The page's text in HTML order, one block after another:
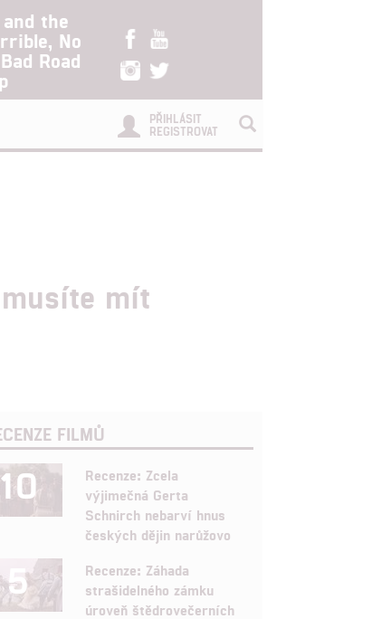
the
No
Road
PŘIHLÁSIT
REGISTROVAT
mít
FILMŮ
10
Recenze: Zcela
výjimečná Gerta
Schnirch nebarví hnus
českých dějin narůžovo
5
Recenze: Záhada
strašidelného zámku
úroveň štědrovečerních